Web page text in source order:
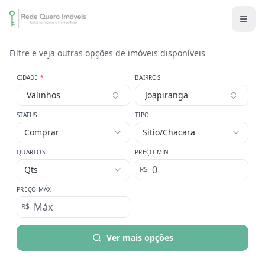
Filtre e veja outras opções de imóveis disponíveis
CIDADE *
Valinhos
BAIRROS
Joapiranga
STATUS
Comprar
TIPO
Sitio/Chacara
QUARTOS
Qts
PREÇO MÍN
R$
PREÇO MÁX
R$
Ver mais opções